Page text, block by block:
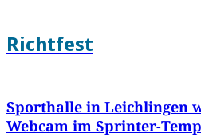
Richtfest
Sporthalle in Leichlingen
Webcam im Sprinter-